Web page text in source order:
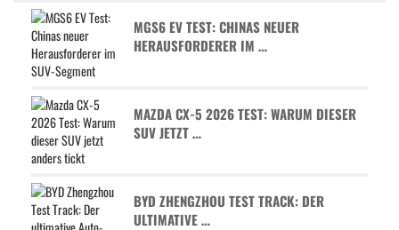
MGS6 EV TEST: CHINAS NEUER
HERAUSFORDERER IM …
MAZDA CX-5 2026 TEST: WARUM DIESER
SUV JETZT …
BYD ZHENGZHOU TEST TRACK: DER
ULTIMATIVE …